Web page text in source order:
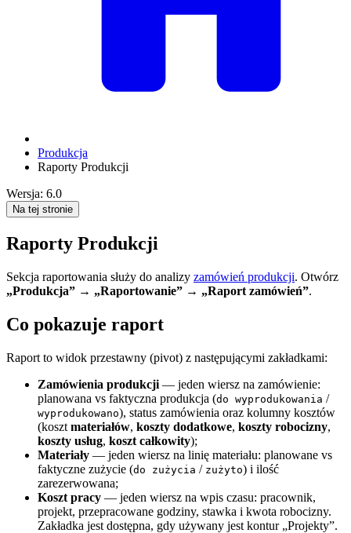
Produkcja
Raporty Produkcji
Wersja: 6.0
Na tej stronie
Raporty Produkcji
Sekcja raportowania służy do analizy zamówień produkcji. Otwórz
„Produkcja” → „Raportowanie” → „Raport zamówień”.
Co pokazuje raport
Raport to widok przestawny (pivot) z następującymi zakładkami:
Zamówienia produkcji — jeden wiersz na zamówienie:
planowana vs faktyczna produkcja (do wyprodukowania /
wyprodukowano), status zamówienia oraz kolumny kosztów
(koszt materiałów, koszty dodatkowe, koszty robocizny,
koszty usług, koszt całkowity);
Materiały — jeden wiersz na linię materiału: planowane vs
faktyczne zużycie (do zużycia / zużyto) i ilość
zarezerwowana;
Koszt pracy — jeden wiersz na wpis czasu: pracownik,
projekt, przepracowane godziny, stawka i kwota robocizny.
Zakładka jest dostępna, gdy używany jest kontur „Projekty”.